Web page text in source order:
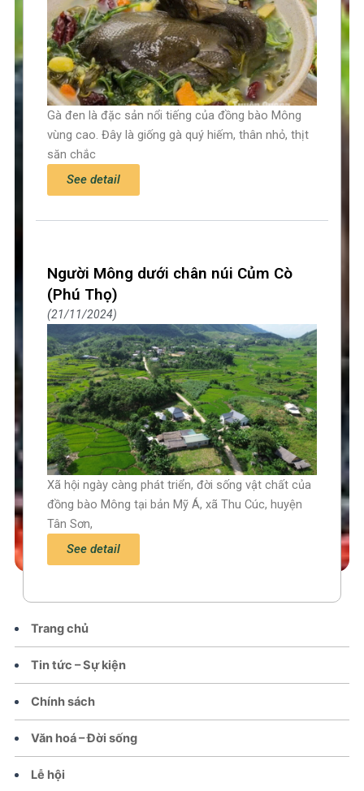
Trang chủ
Tin tức – Sự kiện
Chính sách
Văn hoá – Đời sống
Lễ hội
Gà đen là đặc sản nổi tiếng của đồng bào Mông
vùng cao. Đây là giống gà quý hiếm, thân nhỏ, thịt
săn chắc
See detail
Người Mông dưới chân núi Củm Cò
(Phú Thọ)
21/11/2024
Xã hội ngày càng phát triển, đời sống vật chất của
đồng bào Mông tại bản Mỹ Á, xã Thu Cúc, huyện
Tân Sơn,
See detail